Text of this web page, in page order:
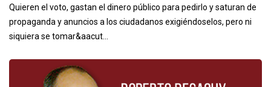
Quieren el voto, gastan el dinero público para pedirlo y saturan de
propaganda y anuncios a los ciudadanos exigiéndoselos, pero ni
siquiera se tomar&aacut...